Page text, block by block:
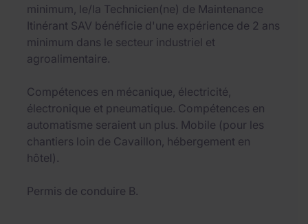
minimum, le/la Technicien(ne) de Maintenance
Itinérant SAV bénéficie d'une expérience de 2 ans
minimum dans le secteur industriel et
agroalimentaire.
Compétences en mécanique, électricité,
électronique et pneumatique. Compétences en
automatisme seraient un plus. Mobile (pour les
chantiers loin de Cavaillon, hébergement en
hôtel).
Permis de conduire B.